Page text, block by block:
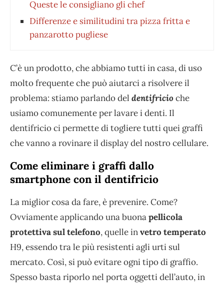
Queste le consigliano gli chef
Differenze e similitudini tra pizza fritta e
panzarotto pugliese
C’è un prodotto, che abbiamo tutti in casa, di uso
molto frequente che può aiutarci a risolvere il
problema: stiamo parlando del dentifricioche
usiamo comunemente per lavare i denti. Il
dentifricio ci permette di togliere tutti quei graffi
che vanno a rovinare il display del nostro cellulare.
Come eliminare i graffi dallo
smartphone con il dentifricio
La miglior cosa da fare, è prevenire. Come?
Ovviamente applicando una buonapellicola
protettiva sul telefono, quelle invetro temperato
H9, essendo tra le più resistenti agli urti sul
mercato. Così, si può evitare ogni tipo di graffio.
Spesso basta riporlo nel porta oggetti dell’auto, in